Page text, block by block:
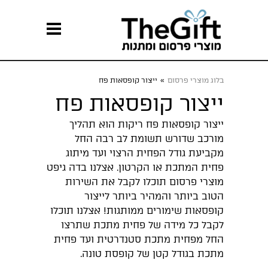
בלוג מוצרי פרסום » ייצור קופסאות פח
ייצור קופסאות פח
ייצור קופסאות פח ריקות הוא תהליך
מורכב שדורש תשומת לב רבה החל
מקביעת גודל הפחית הרצוי ועד מיתוג
פחית המתכת או הקרטון. אצלנו בדה גיפט
מוצרי פרסום תוכלו לקבל את השירות
הטוב ביותר והמהיר ביותר לייצור
קופסאות שימורים ממותגות! אצלנו תוכלו
לקבל כל מידה של פחית מתכת שתרצו
החל מפחית מתכת סטנדרטית ועד פחית
מתכת בגודל קטן של קופסת טונה.